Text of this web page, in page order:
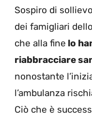
Sospiro di
dei famigliari
che alla fine lo
riabbracciare
nonostante
l’ambulanza
Ciò che è